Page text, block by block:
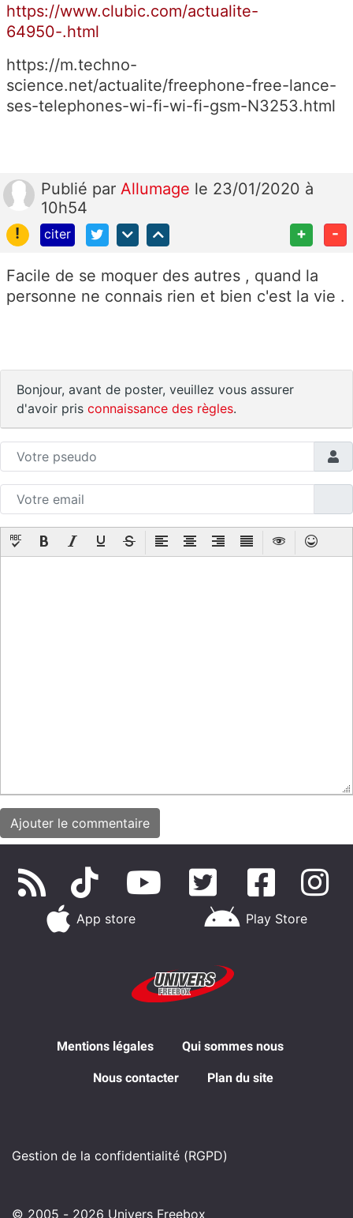
https://www.clubic.com/actualite-
64950-.html
https://m.techno-
science.net/actualite/freephone-free-lance-
ses-telephones-wi-fi-wi-fi-gsm-N3253.html
Publié par Allumage le 23/01/2020 à
10h54
!
citer + -
Facile de se moquer des autres , quand la
personne ne connais rien et bien c'est la vie .
Bonjour, avant de poster, veuillez vous assurer
d'avoir pris connaissance des règles.
App store Play Store
Mentions légales Qui sommes nous
Nous contacter Plan du site
Gestion de la confidentialité (RGPD)
© 2005 - 2026 Univers Freebox